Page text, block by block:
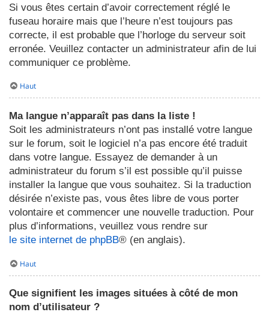
Si vous êtes certain d’avoir correctement réglé le
fuseau horaire mais que l’heure n’est toujours pas
correcte, il est probable que l’horloge du serveur soit
erronée. Veuillez contacter un administrateur afin de lui
communiquer ce problème.
Haut
Ma langue n’apparaît pas dans la liste !
Soit les administrateurs n’ont pas installé votre langue
sur le forum, soit le logiciel n’a pas encore été traduit
dans votre langue. Essayez de demander à un
administrateur du forum s’il est possible qu’il puisse
installer la langue que vous souhaitez. Si la traduction
désirée n’existe pas, vous êtes libre de vous porter
volontaire et commencer une nouvelle traduction. Pour
plus d’informations, veuillez vous rendre sur
le site internet de phpBB® (en anglais).
Haut
Que signifient les images situées à côté de mon
nom d’utilisateur ?